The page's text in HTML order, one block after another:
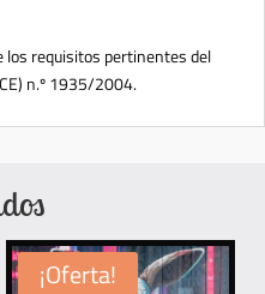
los requisitos pertinentes del
n.º 1935/2004.
¡Oferta!